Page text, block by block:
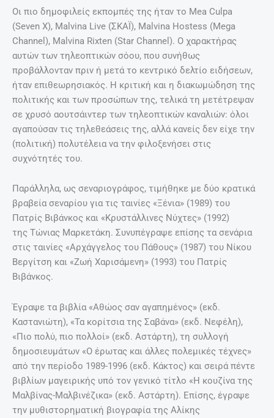
Οι πιο δημοφιλείς εκπομπές της ήταν το Mea Culpa
(Seven X), Malvina Live (ΣΚΑΪ), Μalvina Hostess (Mega
Channel), Malvina Rixten (Star Channel). Ο χαρακτήρας
αυτών των τηλεοπτικών σόου, που συνήθως
προβάλλονταν πριν ή μετά το κεντρικό δελτίο ειδήσεων,
ήταν επιθεωρησιακός. Η κριτική και η διακωμώδηση της
πολιτικής και των προσώπων της, τελικά τη μετέτρεψαν
σε χρυσό αουτσάιντερ των τηλεοπτικών καναλιών: όλοι
αγαπούσαν τις τηλεθεάσεις της, αλλά κανείς δεν είχε την
(πολιτική) πολυτέλεια να την φιλοξενήσει στις
συχνότητές του.
Παράλληλα, ως σεναριογράφος, τιμήθηκε με δύο κρατικά
βραβεία σεναρίου για τις ταινίες «Ξένια» (1989) του
Πατρίς Βιβάνκος και «Κρυστάλλινες Νύχτες» (1992)
της Τώνιας Μαρκετάκη. Συνυπέγραψε επίσης τα σενάρια
στις ταινίες «Αρχάγγελος του Πάθους» (1987) του Νίκου
Βεργίτση και «Ζωή Χαρισάμενη» (1993) του Πατρίς
Βιβάνκος.
Έγραψε τα βιβλία «Αθώος σαν αγαπημένος» (εκδ.
Καστανιώτη), «Τα κορίτσια της Σαβάνα» (εκδ. Νεφέλη),
«Πιο πολύ, πιο πολλοί» (εκδ. Αστάρτη), τη συλλογή
δημοσιευμάτων «Ο έρωτας και άλλες πολεμικές τέχνες»
από την περίοδο 1989-1996 (εκδ. Κάκτος) και σειρά πέντε
βιβλίων μαγειρικής υπό τον γενικό τίτλο «Η κουζίνα της
Μαλβίνας-Μαλβινέζικα» (εκδ. Αστάρτη). Επίσης, έγραψε
την μυθιστορηματική βιογραφία της Αλίκης